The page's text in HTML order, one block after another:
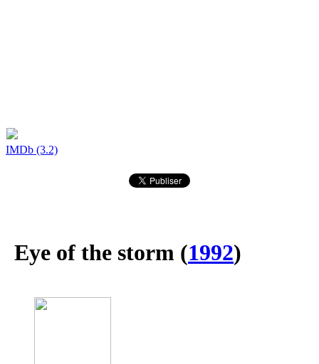
IMDb (3.2)
Eye of the storm (1992)